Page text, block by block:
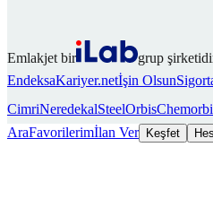
Emlakjet bir
grup
EndeksaKariyer.netİşin Olsun
CimriNeredekalSteelOrbis
AraFavorilerimİlan Ver Keşfet